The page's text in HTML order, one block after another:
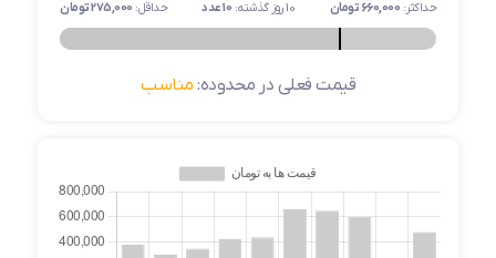
حداکثر: 660,000 تومان 10 روز گذشته: 10 عدد حداقل: 275,000 تومان
قیمت فعلی در محدوده: مناسب